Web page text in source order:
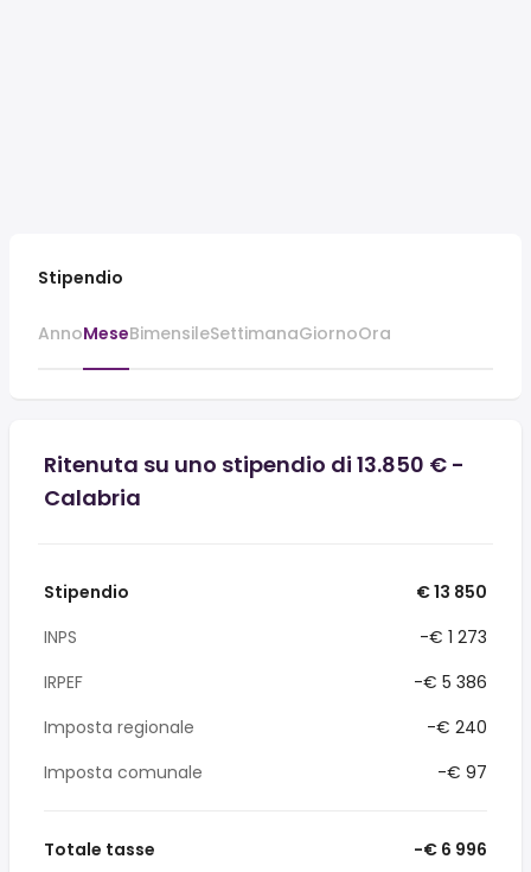
Stipendio
AnnoMeseBimensileSettimanaGiornoOra
Ritenuta su uno stipendio di 13.850 € -
Calabria
Stipendio
€ 13 850
INPS
-€ 1 273
IRPEF
-€ 5 386
Imposta regionale
-€ 240
Imposta comunale
-€ 97
Totale tasse -€ 6 996